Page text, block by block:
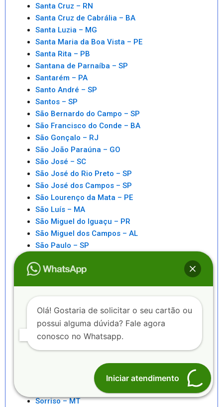
Santa Cruz – RN
Santa Cruz de Cabrália – BA
Santa Luzia – MG
Santa Maria da Boa Vista – PE
Santa Rita – PB
Santana de Parnaíba – SP
Santarém – PA
Santo André – SP
Santos – SP
São Bernardo do Campo – SP
São Francisco do Conde – BA
São Gonçalo – RJ
São João Paraúna – GO
São José – SC
São José do Rio Preto – SP
São José dos Campos – SP
São Lourenço da Mata – PE
São Luís – MA
São Miguel do Iguaçu – PR
São Miguel dos Campos – AL
São Paulo – SP
São Sebastiao – SP
Senhor do Bonfim – BA
Serra – ES
Serrinha – BA
Sete Lagoas – MG
Sorriso – MT
Olá! Gostaria de solicitar o seu cartão ou
possui alguma dúvida? Fale agora
conosco no Whatsapp.
Iniciar atendimento